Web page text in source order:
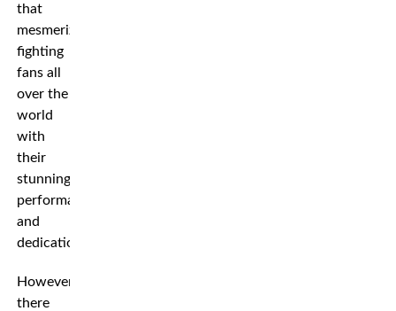
that
mesmerized
fighting
fans all
over the
world
with
their
stunning
performance
and
dedication.
However,
there